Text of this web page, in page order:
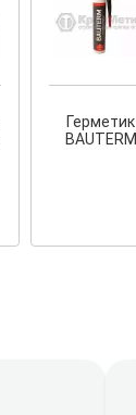
Герметик
BAUTERM